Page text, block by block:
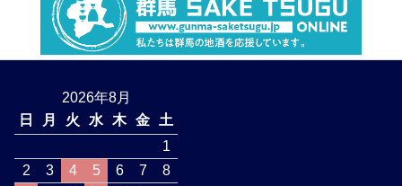
2026年8月
日
月 火 水 木 金
土
1
2
3 4 5 6 7
8